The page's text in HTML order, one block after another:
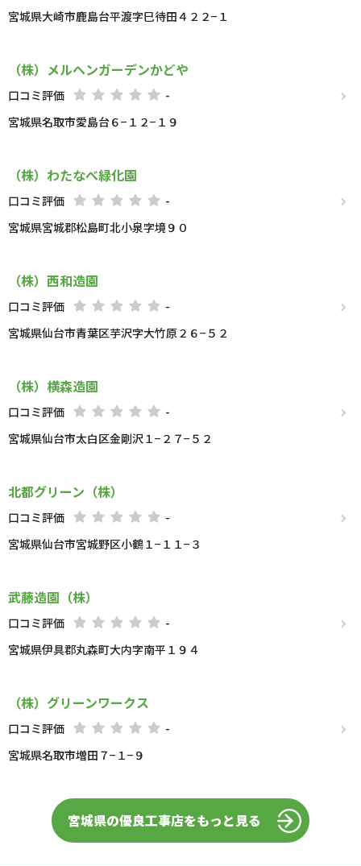
宮城県大崎市鹿島台平渡字巳待田４２２−１
（株）メルヘンガーデンかどや
口コミ評価
-
宮城県名取市愛島台６−１２−１９
（株）わたなべ緑化園
口コミ評価
-
宮城県宮城郡松島町北小泉字境９０
（株）西和造園
口コミ評価
-
宮城県仙台市青葉区芋沢字大竹原２６−５２
（株）横森造園
口コミ評価
-
宮城県仙台市太白区金剛沢１−２７−５２
北都グリーン（株）
口コミ評価
-
宮城県仙台市宮城野区小鶴１−１１−３
武藤造園（株）
口コミ評価
-
宮城県伊具郡丸森町大内字南平１９４
（株）グリーンワークス
口コミ評価
-
宮城県名取市増田７−１−９
宮城県の優良工事店をもっと見る